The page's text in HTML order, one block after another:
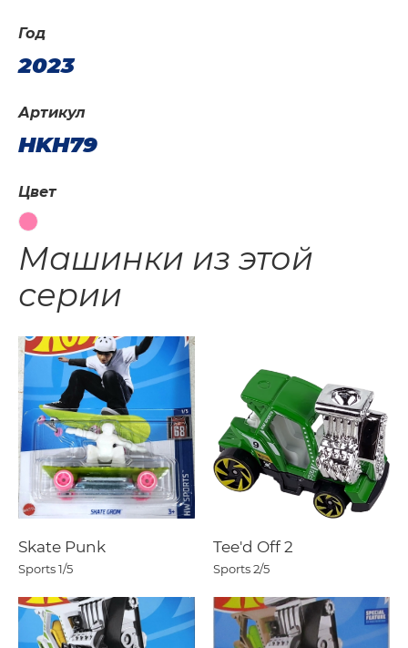
Год
2023
Артикул
HKH79
Цвет
Машинки из этой
серии
Skate Punk
Sports1/5
Tee'd Off 2
Sports2/5